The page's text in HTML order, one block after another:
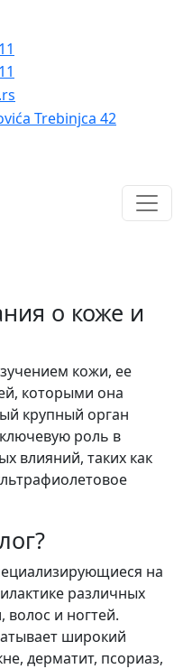
Trebinjca 42
о коже и
кожи, ее
которыми она
крупный орган
роль в
влияний, таких как
на
различных
и ногтей.
широкий
дерматит, псориаз,